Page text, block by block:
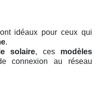
idéaux pour ceux qui
.
solaire, ces modèles
connexion au réseau